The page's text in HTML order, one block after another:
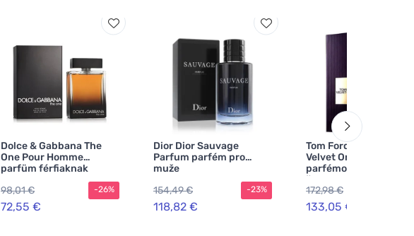
Dolce & Gabbana The
One Pour Homme
parfüm férfiaknak
98,01 €
72,55 €
-26%
Dior Dior Sauvage
Parfum parfém pro
muže
154,49 €
118,82 €
-23%
Tom Ford Tom Ford
Velvet Orchid
parfémovaná voda pro
ženy
172,98 €
133,05 €